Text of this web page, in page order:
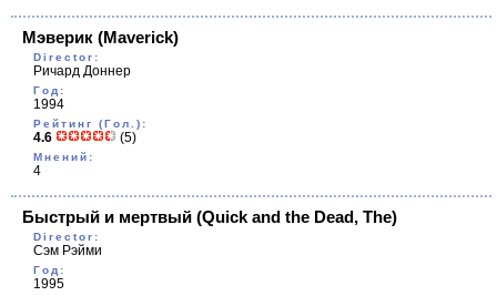
Мэверик (Maverick)
Director:
Ричард Доннер
Год:
1994
Рейтинг (Гол.):
4.6 (5)
Мнений:
4
Быстрый и мертвый (Quick and the Dead, The)
Director:
Сэм Рэйми
Год:
1995